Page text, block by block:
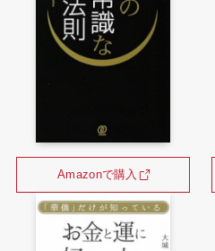
Amazonで購入